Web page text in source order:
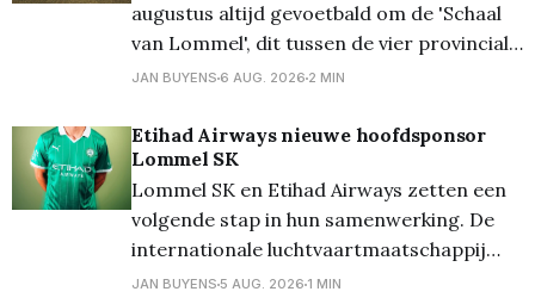
augustus altijd gevoetbald om de 'Schaal
van Lommel', dit tussen de vier provinciale
Lommelse clubs. Vanavond stonden op het
op het programma. En daarbij kwam
Verbroedering uit tegen Grenstrappers
Kolonie, en werd het 1-1,
JAN BUYENS 6 AUG. 2026 2 MIN
Etihad Airways nieuwe hoofdsponsor
Lommel SK
Lommel SK en Etihad Airways zetten een
volgende stap in hun samenwerking. De
internationale luchtvaartmaatschappij
wordt vanaf het seizoen 2026/27 de
JAN BUYENS 5 AUG. 2026 1 MIN